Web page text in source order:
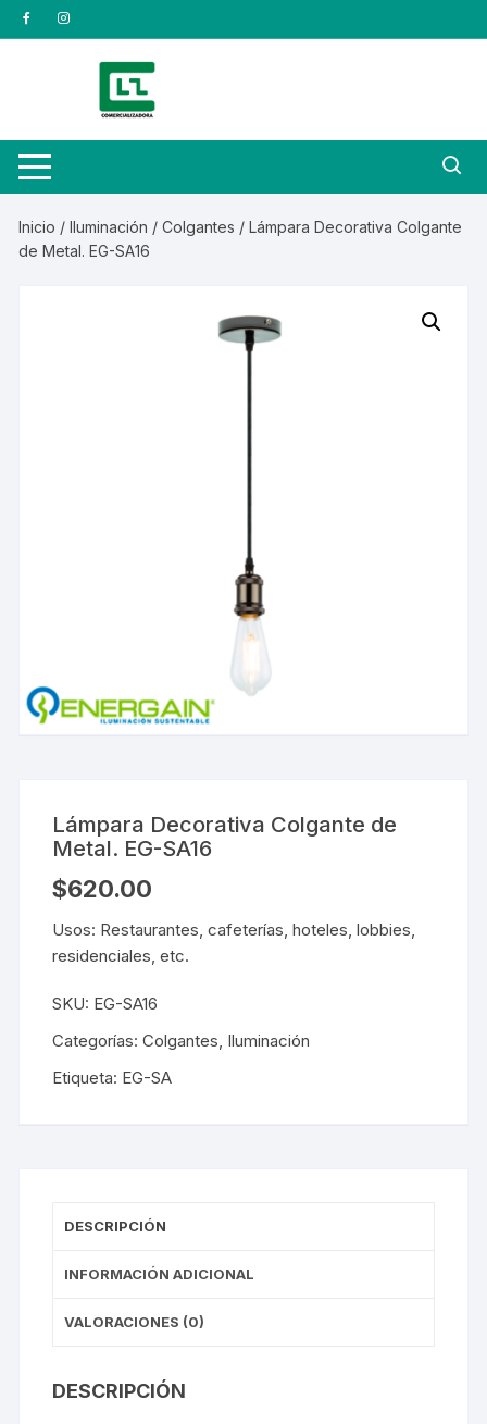
Saltar
al
Inicio /Iluminación /Colgantes / Lámpara Decorativa Colgante
de Metal. EG-SA16
Lámpara Decorativa Colgante de
Metal. EG-SA16
$620.00
Usos: Restaurantes, cafeterías, hoteles, lobbies,
residenciales, etc.
SKU: EG-SA16
Categorías:Colgantes Iluminación
Etiqueta: EG-SA
DESCRIPCIÓN
INFORMACIÓN ADICIONAL
VALORACIONES (0)
DESCRIPCIÓN